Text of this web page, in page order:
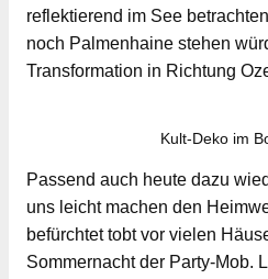
reflektierend im See
noch Palmenhaine stehen
Transformation in Richtung
Kult-Deko im
Passend auch heute dazu
uns leicht machen den
befürchtet tobt vor vielen
Sommernacht der Party-Mob.